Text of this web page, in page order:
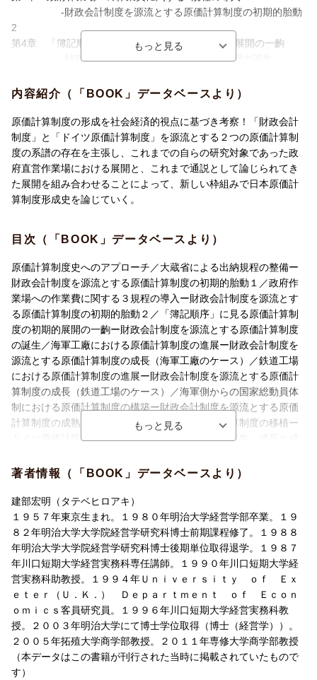
-財政会計制度を源流とする原価計算制度の初期的胎動
2
第4章 「簿記順序」に見る原価計算制度の初期的展開の一齣
-財政会計制度を源流とする原価計算制度の誕生
-財政会計制度を源流とする原価計算制度の成長(海軍工
第6章 鉄道工場における原価計算制度の進展
-財政会計制度を源流とする原価計算制度の成長(鉄道工
場のケース)
第7章 海軍側からの国家総動員体制における原価計算制度の構築
-財政会計制度を源流とする原価計算制度の成熟
第8章 産業合理化運動とドイツ原価計算制度の移植
第9章 陸軍側からの国家総動員体制における原価計算制度の構築
-ドイツ原価計算制度を源流とする原価計算制度の成熟
第10章 概念フレームワークとしての「製造工業原価計算要綱」
-わが国統一原価計算制度の形成
第11章 「原価計算基準」の制定と新たなる原価計算制度の形成
第12章 結論：わが国原価計算制度の形成過程
内容紹介（「BOOK」データベースより）
原価計算制度の形成を社会経済的視点に基づき考察！「財政会計
制度」と「ドイツ原価計算制度」を源流とする２つの原価計算制
度の系譜の存在を主張し、これまでの自らの研究対象であった政
府直営作業場における展開と、これまで通説として論じられてき
た展開を組み合わせることによって、新しい枠組みで日本原価計
算制度形成史を論じていく。
目次（「BOOK」データベースより）
原価計算制度史へのアプローチ／大蔵省による出納規程の整備ー
財政会計制度を源流とする原価計算制度の初期的胎動１／政府作
業場への作業費に関する３規程の導入ー財政会計制度を源流とす
る原価計算制度の初期的胎動２／「簿記順序」に見る原価計算制
度の初期的展開の一齣ー財政会計制度を源流とする原価計算制度
の誕生／海軍工廠における原価計算制度の進展ー財政会計制度を
源流とする原価計算制度の成長（海軍工廠のケース）／鉄道工場
における原価計算制度の進展ー財政会計制度を源流とする原価計
算制度の成長（鉄道工場のケース）／海軍側からの国家総動員体
制における原価計算制度の構築ー財政会計制度を源流とする原価
計算制度の成熟／産業合理化運動とドイツ原価計算制度の移植ー
ドイツ原価計算制度を源流とする原価計算制度の誕生・成長と成
ドイツ原価計算制度を源流とする原価計算制度の成熟／概念フレ
算制度の形成／「原価計算基準」の制定と新たなる原価計算制度
の形成／結論：わが国原価計算制度の形成過程
著者情報（「BOOK」データベースより）
建部宏明（タテベヒロアキ）
１９５７年東京生まれ。１９８０年明治大学経営学部卒業。１９
８２年明治大学大学院経営学研究科博士前期課程修了。１９８８
年明治大学大学院経営学研究科博士後期単位取得退学。１９８７
年川口短期大学経営実務科専任講師。１９９０年川口短期大学経
営実務科助教授。１９９４年Ｕｎｉｖｅｒｓｉｔｙ ｏｆ Ｅｘ
ｅｔｅｒ（Ｕ．Ｋ．） Ｄｅｐａｒｔｍｅｎｔ ｏｆ Ｅｃｏｎ
ｏｍｉｃｓ客員研究員。１９９６年川口短期大学経営実務科教
授。２００３年明治大学にて博士学位取得（博士（経営学））。
２００５年拓殖大学商学部教授。２０１１年専修大学商学部教授
（本データはこの書籍が刊行された当時に掲載されていたもので
す）